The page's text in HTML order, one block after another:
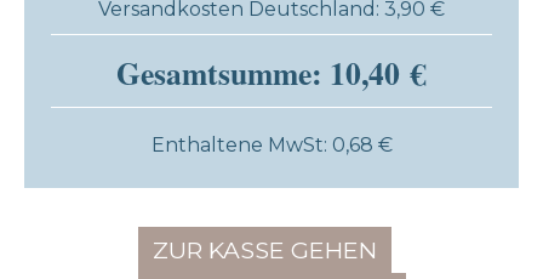
Versandkosten Deutschland: 3,90 €
Gesamtsumme: 10,40 €
Enthaltene MwSt: 0,68 €
ZUR KASSE GEHEN